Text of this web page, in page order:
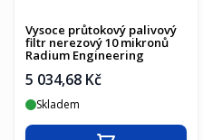
Vysoce průtokový palivový
filtr nerezový 10 mikronů
Radium Engineering
5 034,68 Kč
Skladem